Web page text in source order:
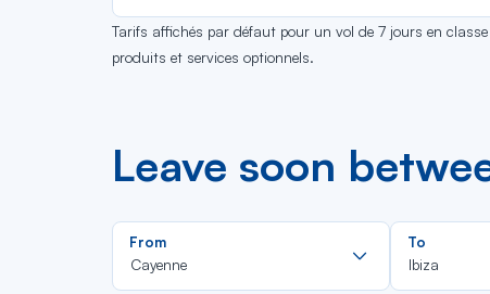
Tarifs affichés par défaut pour un vol de 7 jours en
produits et services optionnels.
Leave soon
From
Cayenne
Rechercher
dans
la
To
Ibiza